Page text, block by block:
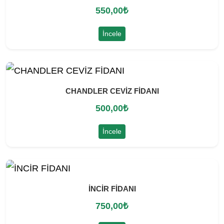
550,00₺
İncele
CHANDLER CEVİZ FİDANI
500,00₺
İncele
İNCİR FİDANI
750,00₺